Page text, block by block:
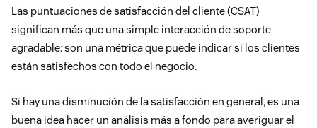
Las puntuaciones de satisfacción del cliente (CSAT)
significan más que una simple interacción de soporte
agradable: son una métrica que puede indicar si los clientes
están satisfechos con todo el negocio.
Si hay una disminución de la satisfacción en general, es una
buena idea hacer un análisis más a fondo para averiguar el